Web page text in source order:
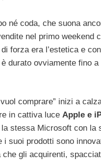
né coda, che suona
nel primo weekend
forza era l’estetica e
è durato ovviamente fino
comprare” inizi a
in cattiva luce Apple e
stessa Microsoft con la
i suoi prodotti sono
gli acquirenti,